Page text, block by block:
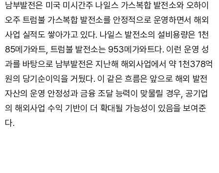
남부발전은 미국 미시간주 나일스 가스복합 발전소와 오하이
오주 트럼불 가스복합 발전소를 안정적으로 운영하면서 해외
사업 실적도 쌓아가고 있다. 나일스 발전소의 설비용량은 1천
85메가와트, 트럼불 발전소는 953메가와트다. 이런 운영 성
과를 바탕으로 남부발전은 지난해 해외사업에서 약 1천378억
원의 당기순이익을 거뒀다. 이 같은 흐름은 앞으로 해외 발전
자산의 운영 안정성과 금융 조달 능력이 맞물릴 경우, 공기업
의 해외사업 수익 기반이 더 확대될 가능성이 있음을 보여준
다.